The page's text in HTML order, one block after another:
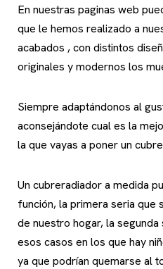
En nuestras paginas web
que le hemos realizado a
acabados , con distintos
originales y modernos los
Siempre adaptándonos al
aconsejándote cual es la
la que vayas a poner un
Un cubreradiador a medida
función, la primera seria que
de nuestro hogar, la
esos casos en los que hay
ya que podrían quemarse al